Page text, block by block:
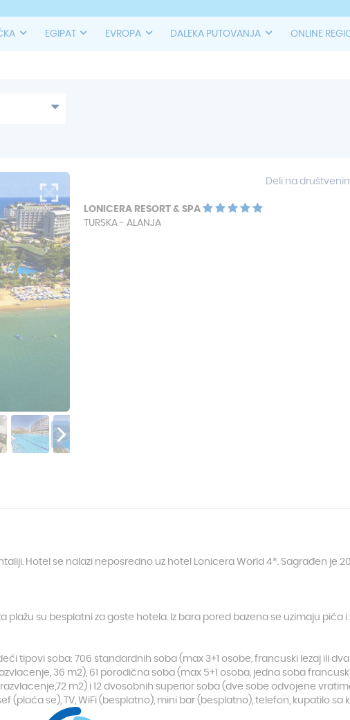
EGIPAT EVROPA DALEKA PUTOVANJA ONLINE
Deli na
LONICERA RESORT & SPA
TURSKA - ALANJA
Hotel se nalazi neposredno uz hotel Lonicera World 4*. Sagrađen je
plažu su besplatni za goste hotela. Iz bara pored bazena se uzimaju pića i
tipovi soba: 706 standardnih soba (max 3+1 osobe, francuski lezaj ili
36 m2), 61 porodična soba (max 5+1 osoba, jedna soba
m2) i 12 dvosobnih superior soba (dve sobe odvojene
(plaća se), TV, WiFi (besplatno), mini bar (besplatno), telefon, kupatilo sa